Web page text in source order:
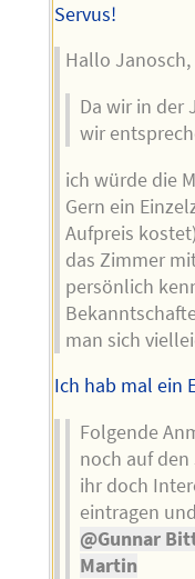
Servus!
Hallo Janosch,
Da wir in der
wir
ich würde die
Gern ein
Aufpreis
das Zimmer
persönlich
man sich
Ich hab mal ein
Folgende
noch auf
ihr doch
eintragen
@Gunnar
Martin